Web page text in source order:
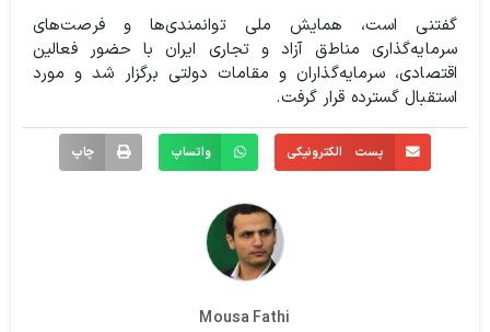
گفتنی است، همایش ملی توانمندی‌ها و فرصت‌های
سرمایه‌گذاری مناطق آزاد و تجاری ایران با حضور فعالین
اقتصادی، سرمایه‌گذاران و مقامات دولتی برگزار شد و مورد
استقبال گسترده قرار گرفت.
پست الکترونیکی واتساپ چاپ
Mousa Fathi